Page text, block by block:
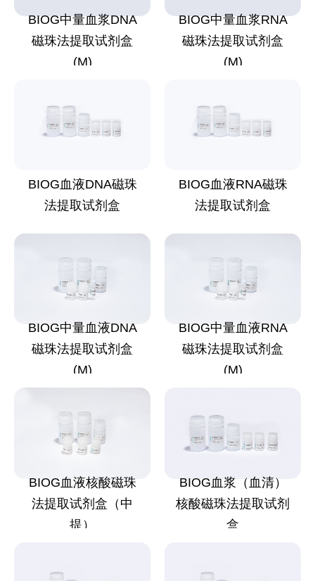
BIOG中量血浆DNA
磁珠法提取试剂盒
(M)
BIOG中量血浆RNA
磁珠法提取试剂盒
(M)
BIOG血液DNA磁珠
法提取试剂盒
BIOG血液RNA磁珠
法提取试剂盒
BIOG中量血液DNA
磁珠法提取试剂盒
(M)
BIOG中量血液RNA
磁珠法提取试剂盒
(M)
BIOG血液核酸磁珠
法提取试剂盒（中
提）
BIOG血浆（血清）
核酸磁珠法提取试剂
盒